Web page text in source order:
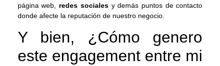
página web, redes socialesy demás puntos de contacto
donde afecte la reputación de nuestro negocio.
Y bien, ¿Cómo genero
este engagement entre mi